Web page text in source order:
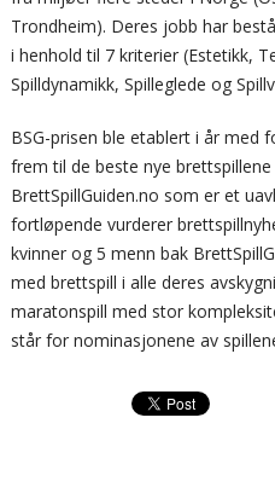
Trondheim). Deres jobb har
i henhold til 7 kriterier (Estetikk,
Spilldynamikk, Spilleglede og
BSG-prisen ble etablert i år med
frem til de beste nye
BrettSpillGuiden.no som er et
fortløpende vurderer
kvinner og 5 menn bak
med brettspill i alle deres
maratonspill med stor
står for nominasjonene av